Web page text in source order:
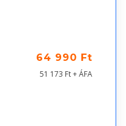
64 990 Ft
51 173 Ft + ÁFA